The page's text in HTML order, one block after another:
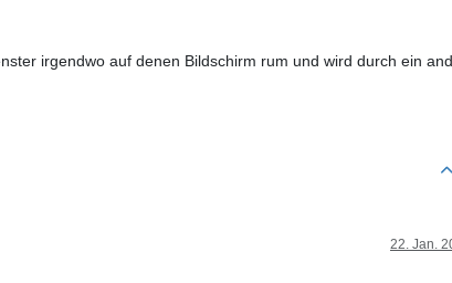
irgendwo auf denen Bildschirm rum und wird durch ein
22. Jan.